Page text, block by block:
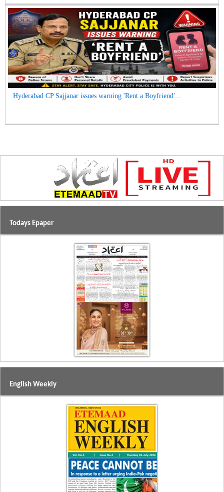
Hyderabad CP Sajjanar issues warning 'Rent a Boyfriend'...
Todays Epaper
English Weekly